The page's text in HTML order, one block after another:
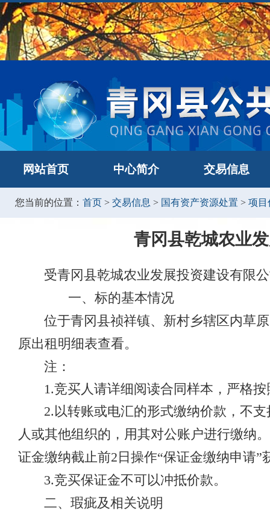
网站首页 中心简介 交易信息
您当前的位置： 首页 > 交易信息 > 国有资产资源处置 > 项目
青冈县乾城农业
受青冈县乾城农业发展投资建设有限
一、标的基本情况
位于青冈县祯祥镇、新村乡辖区内草
原出租明细表查看。
注：
1.竞买人请详细阅读合同样本，严格
2.以转账或电汇的形式缴纳价款，不
人或其他组织的，用其对公账户进行缴纳
证金缴纳截止前2日操作“保证金缴纳申请
3.竞买保证金不可以冲抵价款。
二、瑕疵及相关说明